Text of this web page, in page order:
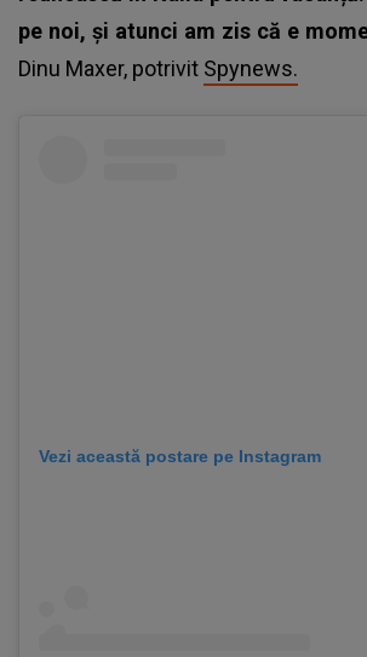
pe noi, și atunci am zis că e
Dinu Maxer, potrivit Spynews.
Vezi această postare pe Instagram